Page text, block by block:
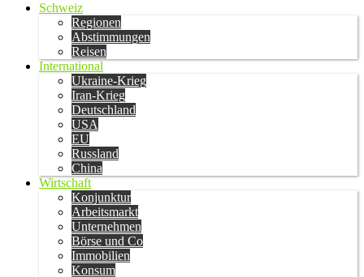
Schweiz
Regionen
Abstimmungen
Reisen
International
Ukraine-Krieg
Iran-Krieg
Deutschland
USA
EU
Russland
China
Wirtschaft
Konjunktur
Arbeitsmarkt
Unternehmen
Börse und Co
Immobilien
Konsum